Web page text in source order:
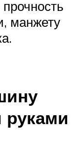
манжету
руками